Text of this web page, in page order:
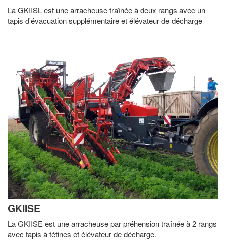
La GKIISL est une arracheuse traînée à deux rangs avec un
tapis d'évacuation supplémentaire et élévateur de décharge
GKIISE
La GKIISE est une arracheuse par préhension traînée à 2 rangs
avec tapis à tétines et élévateur de décharge.